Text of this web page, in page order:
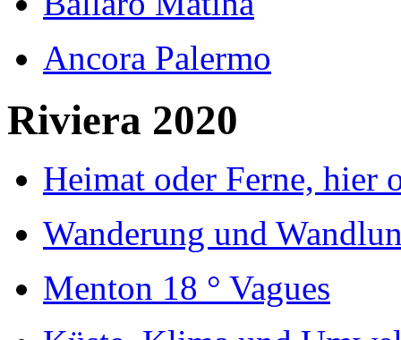
Ancora Palermo
Riviera 2020
Heimat oder Ferne, hier
Wanderung und
Menton 18 ° Vagues